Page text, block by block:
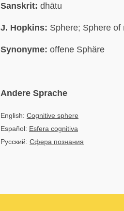
Sanskrit: dhātu
J. Hopkins: Sphere; Sphere of
Synonyme: offene Sphäre
Andere Sprache
English: Cognitive sphere
Español: Esfera cognitiva
Русский: Сфера познания